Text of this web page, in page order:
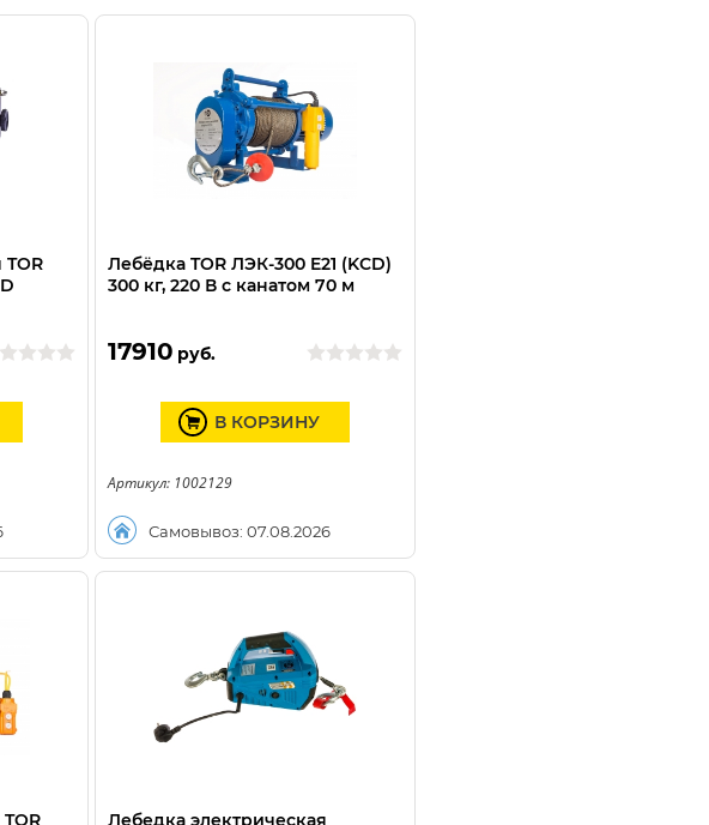
Лебёдка TOR ЛЭК-300 E21 (KCD)
300 кг, 220 В с канатом 70 м
17910 руб.
Самовывоз: 07.08.2026
В КОРЗИНУ
Артикул: 1002129
Лебедка электрическая